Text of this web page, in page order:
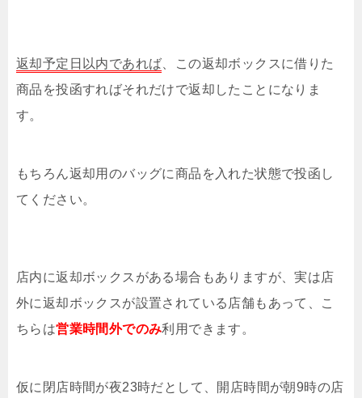
返却予定日以内であれば 、この返却ボックスに借りた
商品を投函すればそれだけで返却したことになりま
す。
もちろん返却用のバッグに商品を入れた状態で投函し
てください。
店内に返却ボックスがある場合もありますが、実は店
外に返却ボックスが設置されている店舗もあって、こ
ちらは営業時間外でのみ利用できます。
仮に閉店時間が夜23時だとして、開店時間が朝9時の店